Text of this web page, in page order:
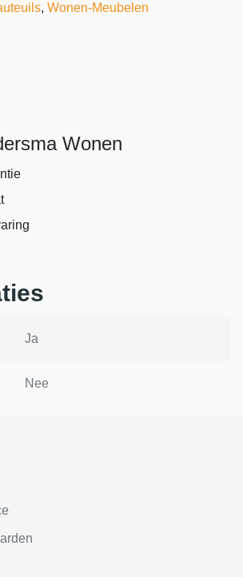
, Wonen-Meubelen
Wonen
Ja
Nee